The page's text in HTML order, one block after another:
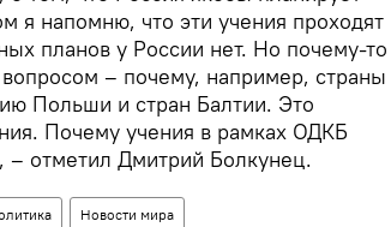
я напомню, что эти учения проходят
планов у России нет. Но почему-то
– почему, например, страны
Польши и стран Балтии. Это
Почему учения в рамках ОДКБ
– отметил Дмитрий Болкунец.
Новости мира